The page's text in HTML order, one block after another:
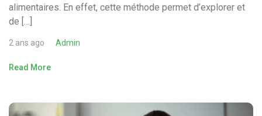
alimentaires. En effet, cette méthode permet d’explorer et
de […]
2 ans ago Admin
Read More